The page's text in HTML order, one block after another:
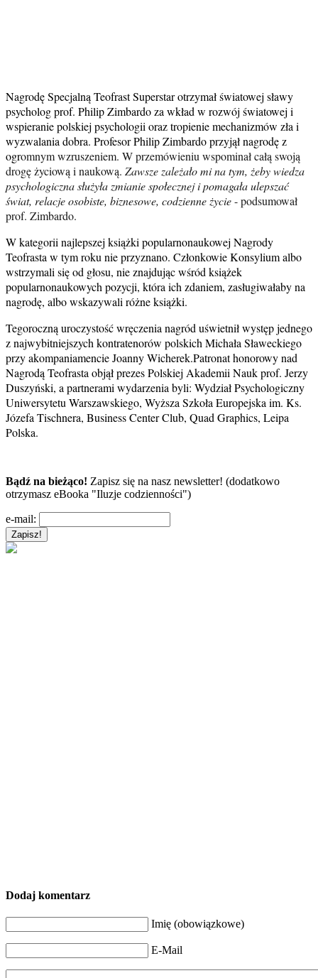
Nagrodę Specjalną Teofrast Superstar otrzymałświatowej sławy
psycholog prof. Philip Zimbardo za wkład w rozwój światowej i
wspieranie polskiej psychologii oraz tropienie mechanizmów zła i
wyzwalania dobra. Profesor Philip Zimbardo przyjął nagrodę z
ogromnym wzruszeniem. W przemówieniu wspominał całą swoją
drogę życiową i naukową. Zawsze zależało mi na tym, żeby wiedza
psychologiczna służyła zmianie społecznej i pomagała ulepszać
świat, relacje osobiste, biznesowe, codzienne życie-podsumował
prof. Zimbardo.
W kategorii najlepszej książki popularnonaukowej Nagrody
Teofrasta w tym roku nie przyznano. Członkowie Konsylium albo
wstrzymali się od głosu, nie znajdując wśród książek
popularnonaukowych pozycji, która ich zdaniem, zasługiwałaby na
nagrodę, albo wskazywali różne książki.
Tegoroczną uroczystość wręczenia nagród uświetnił występ jednego
z najwybitniejszych kontratenorów polskich Michała Sławeckiego
przy akompaniamencie Joanny Wicherek.Patronat honorowy nad
Nagrodą Teofrasta objął prezes Polskiej Akademii Nauk prof. Jerzy
Duszyński, a partnerami wydarzenia byli: Wydział Psychologiczny
Uniwersytetu Warszawskiego, Wyższa Szkoła Europejska im. Ks.
Józefa Tischnera, Business Center Club, Quad Graphics, Leipa
Polska.
Bądź na bieżąco! Zapisz się na nasz newsletter! (dodatkowo
otrzymasz eBooka "Iluzje codzienności")
e-mail:
Dodaj komentarz
Imię (obowiązkowe)
E-Mail